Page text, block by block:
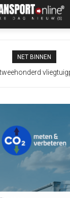
NET BINNEN